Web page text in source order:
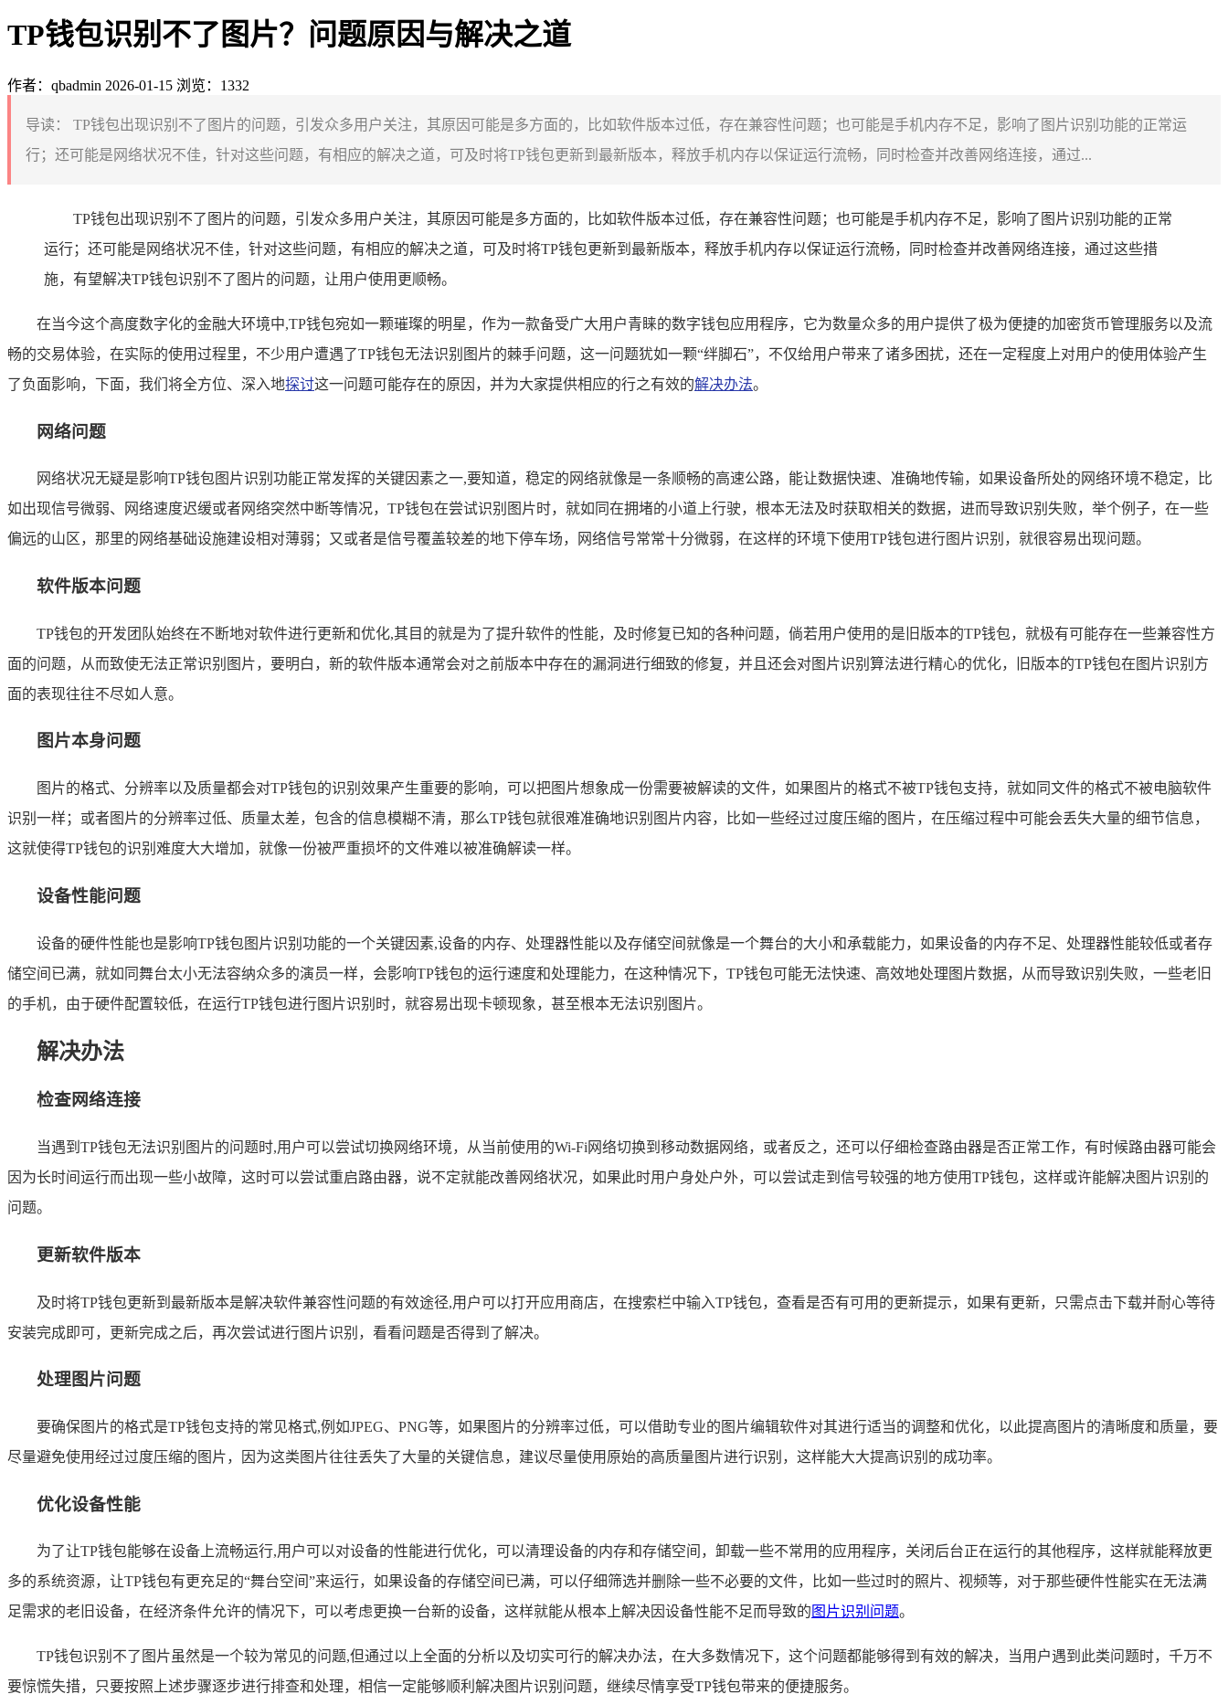
TP钱包识别不了图片？问题原因与解决之道
作者：qbadmin 2026-01-15 浏览：1332
导读：
TP钱包出现识别不了图片的问题，引发众多用户关注，其原因可能是多方面的，比如软件版本过低，存在兼容性问题；也可能是手机内存不足，影响了图片识别功能的正常运
行；还可能是网络状况不佳，针对这些问题，有相应的解决之道，可及时将TP钱包更新到最新版本，释放手机内存以保证运行流畅，同时检查并改善网络连接，通过...
TP钱包出现识别不了图片的问题，引发众多用户关注，其原因可能是多方面的，比如软件版本过低，存在兼容性问题；也可能是手机内存不足，影响了图片识别功能的正常
运行；还可能是网络状况不佳，针对这些问题，有相应的解决之道，可及时将TP钱包更新到最新版本，释放手机内存以保证运行流畅，同时检查并改善网络连接，通过这些措
施，有望解决TP钱包识别不了图片的问题，让用户使用更顺畅。
在当今这个高度数字化的金融大环境中,TP钱包宛如一颗璀璨的明星，作为一款备受广大用户青睐的数字钱包应用程序，它为数量众多的用户提供了极为便捷的加密货币管理服务以及流
畅的交易体验，在实际的使用过程里，不少用户遭遇了TP钱包无法识别图片的棘手问题，这一问题犹如一颗“绊脚石”，不仅给用户带来了诸多困扰，还在一定程度上对用户的使用体验产生
了负面影响，下面，我们将全方位、深入地探讨这一问题可能存在的原因，并为大家提供相应的行之有效的解决办法。
网络问题
网络状况无疑是影响TP钱包图片识别功能正常发挥的关键因素之一,要知道，稳定的网络就像是一条顺畅的高速公路，能让数据快速、准确地传输，如果设备所处的网络环境不稳定，比
如出现信号微弱、网络速度迟缓或者网络突然中断等情况，TP钱包在尝试识别图片时，就如同在拥堵的小道上行驶，根本无法及时获取相关的数据，进而导致识别失败，举个例子，在一些
偏远的山区，那里的网络基础设施建设相对薄弱；又或者是信号覆盖较差的地下停车场，网络信号常常十分微弱，在这样的环境下使用TP钱包进行图片识别，就很容易出现问题。
软件版本问题
TP钱包的开发团队始终在不断地对软件进行更新和优化,其目的就是为了提升软件的性能，及时修复已知的各种问题，倘若用户使用的是旧版本的TP钱包，就极有可能存在一些兼容性方
面的问题，从而致使无法正常识别图片，要明白，新的软件版本通常会对之前版本中存在的漏洞进行细致的修复，并且还会对图片识别算法进行精心的优化，旧版本的TP钱包在图片识别方
面的表现往往不尽如人意。
图片本身问题
图片的格式、分辨率以及质量都会对TP钱包的识别效果产生重要的影响，可以把图片想象成一份需要被解读的文件，如果图片的格式不被TP钱包支持，就如同文件的格式不被电脑软件
识别一样；或者图片的分辨率过低、质量太差，包含的信息模糊不清，那么TP钱包就很难准确地识别图片内容，比如一些经过过度压缩的图片，在压缩过程中可能会丢失大量的细节信息，
这就使得TP钱包的识别难度大大增加，就像一份被严重损坏的文件难以被准确解读一样。
设备性能问题
设备的硬件性能也是影响TP钱包图片识别功能的一个关键因素,设备的内存、处理器性能以及存储空间就像是一个舞台的大小和承载能力，如果设备的内存不足、处理器性能较低或者存
储空间已满，就如同舞台太小无法容纳众多的演员一样，会影响TP钱包的运行速度和处理能力，在这种情况下，TP钱包可能无法快速、高效地处理图片数据，从而导致识别失败，一些老旧
的手机，由于硬件配置较低，在运行TP钱包进行图片识别时，就容易出现卡顿现象，甚至根本无法识别图片。
解决办法
检查网络连接
当遇到TP钱包无法识别图片的问题时,用户可以尝试切换网络环境，从当前使用的Wi-Fi网络切换到移动数据网络，或者反之，还可以仔细检查路由器是否正常工作，有时候路由器可能会
因为长时间运行而出现一些小故障，这时可以尝试重启路由器，说不定就能改善网络状况，如果此时用户身处户外，可以尝试走到信号较强的地方使用TP钱包，这样或许能解决图片识别的
问题。
更新软件版本
及时将TP钱包更新到最新版本是解决软件兼容性问题的有效途径,用户可以打开应用商店，在搜索栏中输入TP钱包，查看是否有可用的更新提示，如果有更新，只需点击下载并耐心等待
安装完成即可，更新完成之后，再次尝试进行图片识别，看看问题是否得到了解决。
处理图片问题
要确保图片的格式是TP钱包支持的常见格式,例如JPEG、PNG等，如果图片的分辨率过低，可以借助专业的图片编辑软件对其进行适当的调整和优化，以此提高图片的清晰度和质量，要
尽量避免使用经过过度压缩的图片，因为这类图片往往丢失了大量的关键信息，建议尽量使用原始的高质量图片进行识别，这样能大大提高识别的成功率。
优化设备性能
为了让TP钱包能够在设备上流畅运行,用户可以对设备的性能进行优化，可以清理设备的内存和存储空间，卸载一些不常用的应用程序，关闭后台正在运行的其他程序，这样就能释放更
多的系统资源，让TP钱包有更充足的“舞台空间”来运行，如果设备的存储空间已满，可以仔细筛选并删除一些不必要的文件，比如一些过时的照片、视频等，对于那些硬件性能实在无法满
足需求的老旧设备，在经济条件允许的情况下，可以考虑更换一台新的设备，这样就能从根本上解决因设备性能不足而导致的 图片识别问题。
TP钱包识别不了图片虽然是一个较为常见的问题,但通过以上全面的分析以及切实可行的解决办法，在大多数情况下，这个问题都能够得到有效的解决，当用户遇到此类问题时，千万不
要惊慌失措，只要按照上述步骤逐步进行排查和处理，相信一定能够顺利解决图片识别问题，继续尽情享受TP钱包带来的便捷服务。